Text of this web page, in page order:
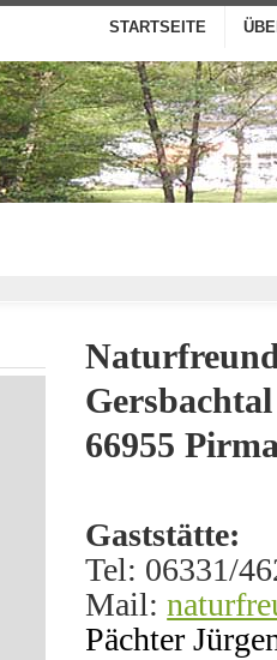
STARTSEITE
66955
Gaststätte:
Tel: 06331/
Mail:
Pächter